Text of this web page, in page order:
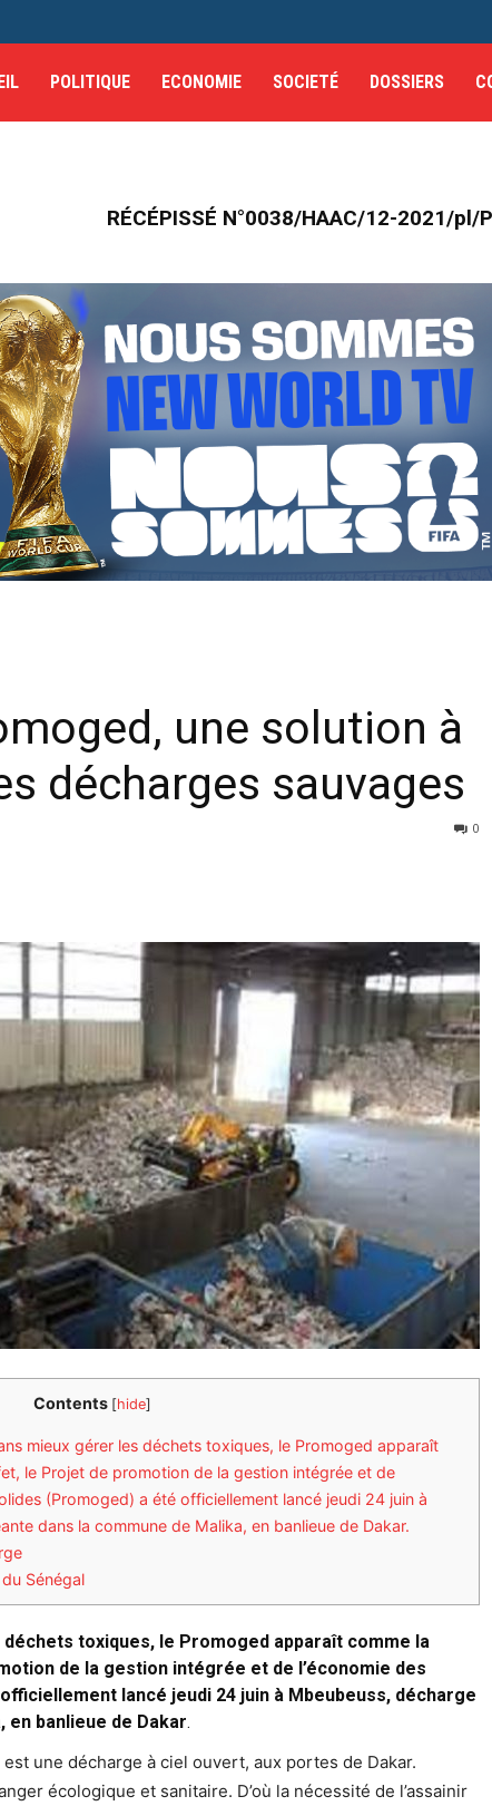
POLITIQUE ECONOMIE SOCIETÉ DOSSIERS
RÉCÉPISSÉ N°0038/HAAC/12-2021/pl/P
une solution à
décharges sauvages
0
Contents [hide]
mieux gérer les déchets toxiques, le Promoged apparaît
le Projet de promotion de la gestion intégrée et de
(Promoged) a été officiellement lancé jeudi 24 juin à
dans la commune de Malika, en banlieue de Dakar.
Sénégal
toxiques, le Promoged apparaît comme la
de la gestion intégrée et de l’économie des
lancé jeudi 24 juin à Mbeubeuss, décharge
en banlieue de Dakar.
une décharge à ciel ouvert, aux portes de Dakar.
écologique et sanitaire. D’où la nécessité de l’assainir